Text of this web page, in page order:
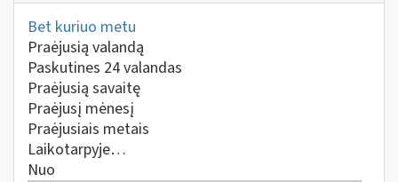
Bet kuriuo metu
Praėjusią valandą
Paskutines 24 valandas
Praėjusią savaitę
Praėjusį mėnesį
Praėjusiais metais
Laikotarpyje…
Nuo